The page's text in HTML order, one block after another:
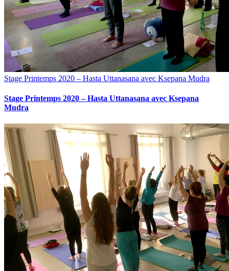
Stage Printemps 2020 – Hasta Uttanasana avec Ksepana Mudra
Stage Printemps 2020 – Hasta Uttanasana avec Ksepana
Mudra